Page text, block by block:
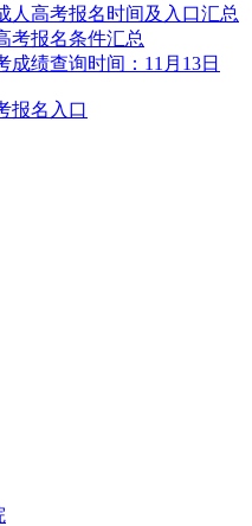
人高考报名时间及入口汇总
考报名条件汇总
成绩查询时间：11月13日
报名入口